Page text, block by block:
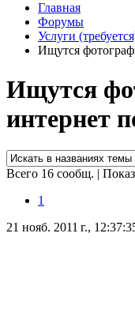
Главная
Форумы
Услуги
Ищутся
Ищутся
интернет
Всего 16 сообщ. |
1
21 нояб. 2011 г.,